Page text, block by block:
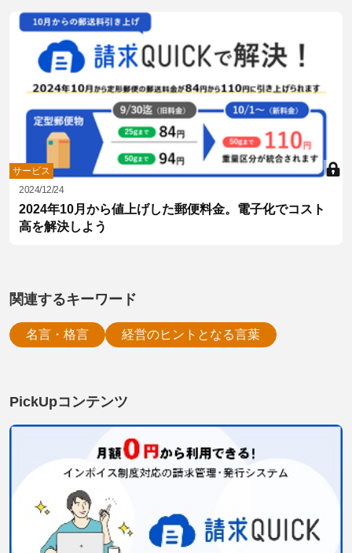
サービス
2024/12/24
2024年10月から値上げした郵便料金。電子化でコスト
高を解決しよう
関連するキーワード
名言・格言 経営のヒントとなる言葉
PickUpコンテンツ